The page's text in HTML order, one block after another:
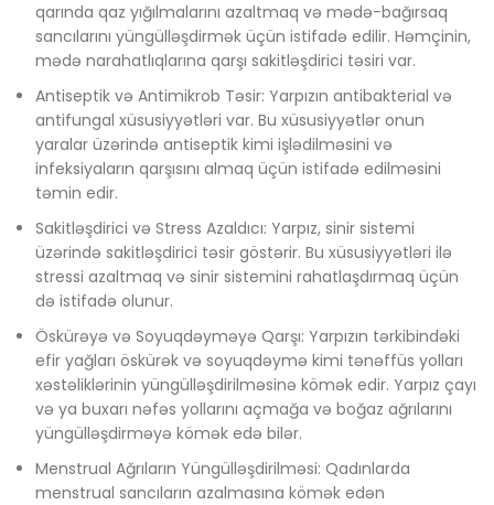
qarında qaz yığılmalarını azaltmaq və mədə-bağırsaq
sancılarını yüngülləşdirmək üçün istifadə edilir. Həmçinin,
mədə narahatlıqlarına qarşı sakitləşdirici təsiri var.
Antiseptik və Antimikrob Təsir: Yarpızın antibakterial və
antifungal xüsusiyyətləri var. Bu xüsusiyyətlər onun
yaralar üzərində antiseptik kimi işlədilməsini və
infeksiyaların qarşısını almaq üçün istifadə edilməsini
təmin edir.
Sakitləşdirici və Stress Azaldıcı: Yarpız, sinir sistemi
üzərində sakitləşdirici təsir göstərir. Bu xüsusiyyətləri ilə
stressi azaltmaq və sinir sistemini rahatlaşdırmaq üçün
də istifadə olunur.
Öskürəyə və Soyuqdəyməyə Qarşı: Yarpızın tərkibindəki
efir yağları öskürək və soyuqdəymə kimi tənəffüs yolları
xəstəliklərinin yüngülləşdirilməsinə kömək edir. Yarpız çayı
və ya buxarı nəfəs yollarını açmağa və boğaz ağrılarını
yüngülləşdirməyə kömək edə bilər.
Menstrual Ağrıların Yüngülləşdirilməsi: Qadınlarda
menstrual sancıların azalmasına kömək edən